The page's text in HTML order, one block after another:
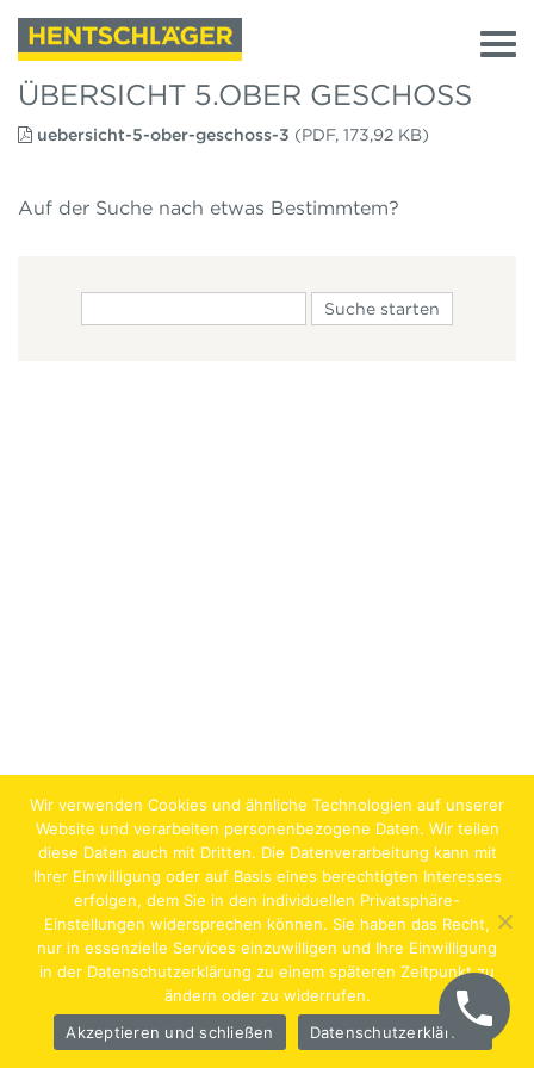
ÜBERSICHT 5.OBER GESCHOSS
uebersicht-5-ober-geschoss-3 (PDF, 173,92 KB)
Auf der Suche nach etwas Bestimmtem?
Jobs Lehrstellen Impressum AGB Datenschutz
Hentschläger Bau GmbH – A-4222 Langenstein,
Wir verwenden Cookies und ähnliche Technologien auf unserer
Website und verarbeiten personenbezogene Daten. Wir teilen
diese Daten auch mit Dritten. Die Datenverarbeitung kann mit
Ihrer Einwilligung oder auf Basis eines berechtigten Interesses
erfolgen, dem Sie in den individuellen Privatsphäre-
Einstellungen widersprechen können. Sie haben das Recht,
nur in essenzielle Services einzuwilligen und Ihre Einwilligung
in der Datenschutzerklärung zu einem späteren Zeitpunkt zu
ändern oder zu widerrufen.
Akzeptieren und schließen
Datenschutzerklärung